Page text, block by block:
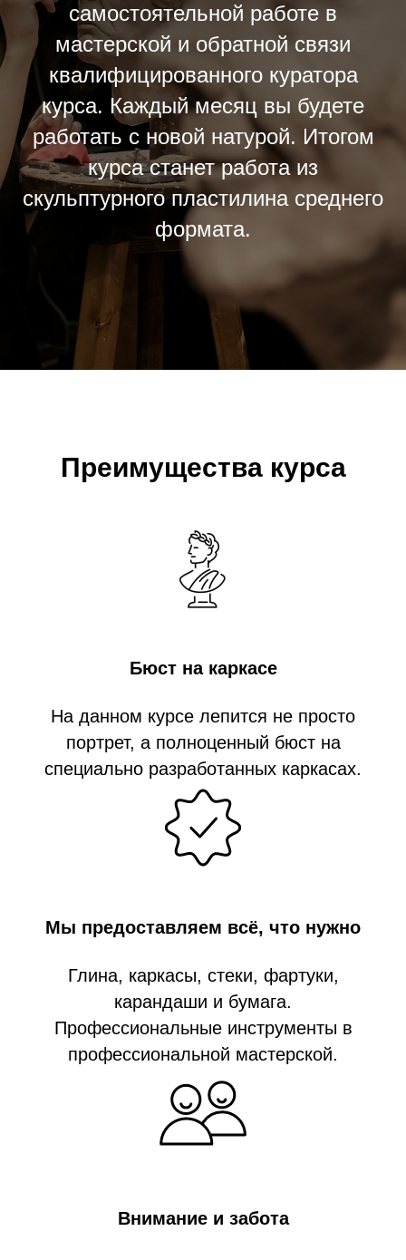
самостоятельной работе в
мастерской и обратной связи
квалифицированного куратора
курса. Каждый месяц вы будете
работать с новой натурой. Итогом
курса станет работа из
скульптурного пластилина среднего
формата.
Преимущества курса
Бюст на каркасе
На данном курсе лепится не просто
портрет, а полноценный бюст на
специально разработанных каркасах.
Мы предоставляем всё, что нужно
Глина, каркасы, стеки, фартуки,
карандаши и бумага.
Профессиональные инструменты в
профессиональной мастерской.
Внимание и забота